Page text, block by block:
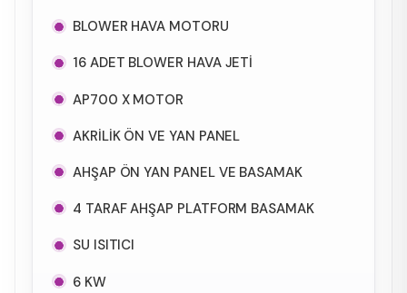
BLOWER HAVA MOTORU
16 ADET BLOWER HAVA JETİ
AP700 X MOTOR
AKRİLİK ÖN VE YAN PANEL
AHŞAP ÖN YAN PANEL VE BASAMAK
4 TARAF AHŞAP PLATFORM BASAMAK
SU ISITICI
6 KW